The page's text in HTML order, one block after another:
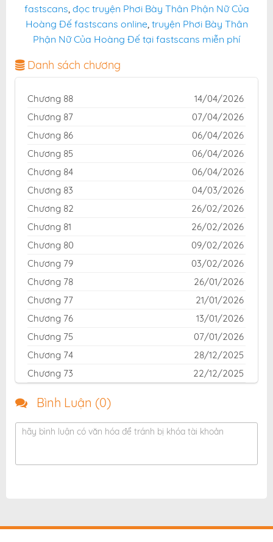
fastscans,đọc truyện Phơi Bày Thân Phận Nữ Của
Hoàng Đế fastscans online,truyện Phơi Bày Thân
Phận Nữ Của Hoàng Đế tại fastscans miễn phí
Danh sách chương
Chương 88
14/04/2026
Chương 87
07/04/2026
Chương 86
06/04/2026
Chương 85
06/04/2026
Chương 84
06/04/2026
Chương 83
04/03/2026
Chương 82
26/02/2026
Chương 81
26/02/2026
Chương 80
09/02/2026
Chương 79
03/02/2026
Chương 78
26/01/2026
Chương 77
21/01/2026
Chương 76
13/01/2026
Chương 75
07/01/2026
Chương 74
28/12/2025
Chương 73
22/12/2025
Chương 71
Chương 70
01/12/2025
Chương 68
01/12/2025
Bình Luận (0)
hãy bình luận có văn hóa để tránh bị khóa tài khoản